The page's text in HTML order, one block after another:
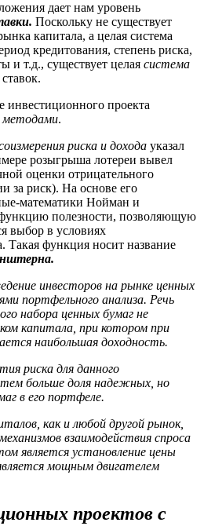
дает нам уровень
Поскольку не существует
капитала, а целая система
кредитования, степень риска,
и т.д., существует целая система
инвестиционного проекта
методами.
риска и дохода указал
розыгрыша лотереи вывел
оценки отрицательного
за риск). На основе его
математики Нойман и
полезности, позволяющую
выбор в условиях
Такая функция носит название
инвесторов на рынке ценных
портфельного анализа. Речь
набора ценных бумаг не
капитала, при котором при
наибольшая доходность.
риска для данного
тем больше доля надежных, но
в его портфеле.
как и любой другой рынок,
взаимодействия спроса
является установление цены
мощным двигателем
проектов с